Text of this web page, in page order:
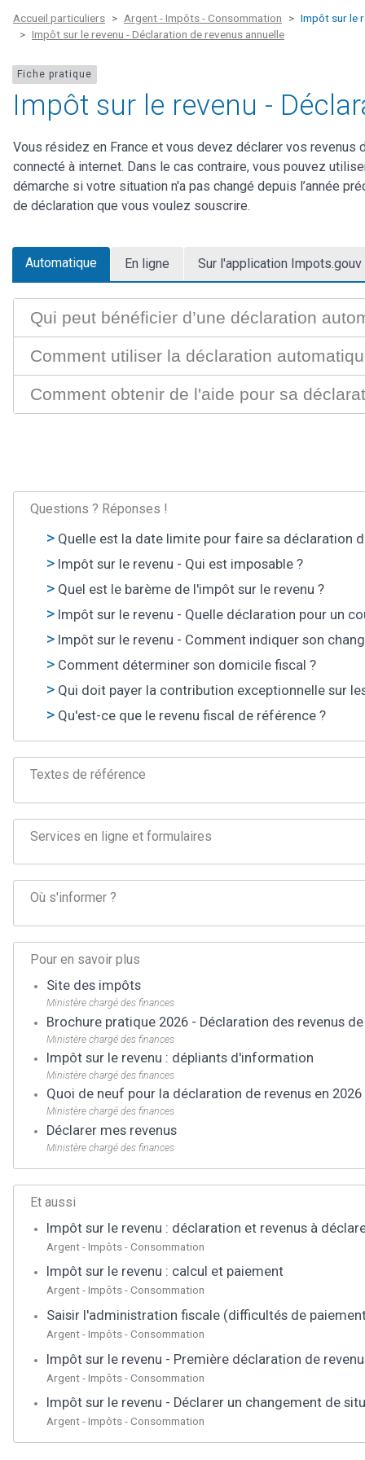
Accueil particuliers Argent - Impôts - Consommation
Impôt sur le
Impôt sur le revenu - Déclaration de revenus annuelle
Fiche pratique
Impôt sur le revenu -
Vous résidez en France et vous devez déclarer vos
connecté à internet. Dans le cas contraire, vous pouvez
démarche si votre situation n'a pas changé depuis l’année
de déclaration que vous voulez souscrire.
Automatique En ligne Sur l'application Impots.gouv
Qui peut bénéficier d’une déclaration
Comment utiliser la déclaration
Comment obtenir de l'aide pour sa
Questions ? Réponses !
Quelle est la date limite pour faire sa déclaration
Impôt sur le revenu - Qui est imposable ?
Quel est le barème de l'impôt sur le revenu ?
Impôt sur le revenu - Quelle déclaration pour un
Impôt sur le revenu - Comment indiquer son
Comment déterminer son domicile fiscal ?
Qui doit payer la contribution exceptionnelle sur
Qu'est-ce que le revenu fiscal de référence ?
Textes de référence
Services en ligne et formulaires
Où s'informer ?
Pour en savoir plus
Site des impôts
Ministère chargé des finances
Brochure pratique 2026 - Déclaration des revenus
Ministère chargé des finances
Impôt sur le revenu : dépliants d'information
Ministère chargé des finances
Quoi de neuf pour la déclaration de revenus en 2026
Ministère chargé des finances
Déclarer mes revenus
Ministère chargé des finances
Et aussi
Impôt sur le revenu : déclaration et revenus à
Argent - Impôts - Consommation
Impôt sur le revenu : calcul et paiement
Argent - Impôts - Consommation
Saisir l'administration fiscale (difficultés de
Argent - Impôts - Consommation
Impôt sur le revenu - Première déclaration de
Argent - Impôts - Consommation
Impôt sur le revenu - Déclarer un changement de
Argent - Impôts - Consommation